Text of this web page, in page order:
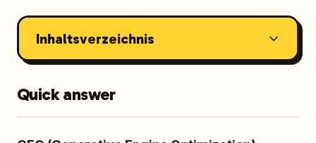
Inhaltsverzeichnis
Quick answer